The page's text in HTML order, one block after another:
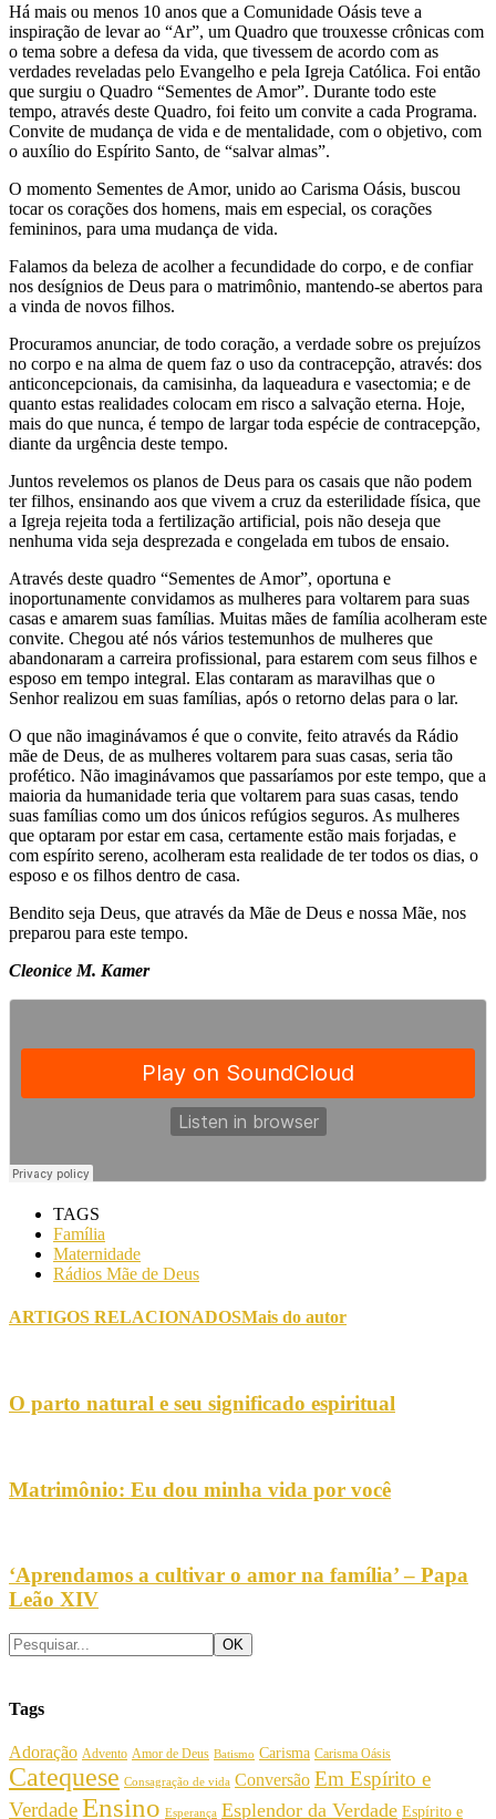
Há mais ou menos 10 anos que a Comunidade Oásis teve a
inspiração de levar ao “Ar”, um Quadro que trouxesse crônicas com
o tema sobre a defesa da vida, que tivessem de acordo com as
verdades reveladas pelo Evangelho e pela Igreja Católica. Foi então
que surgiu o Quadro “Sementes de Amor”. Durante todo este
tempo, através deste Quadro, foi feito um convite a cada Programa.
Convite de mudança de vida e de mentalidade, com o objetivo, com
o auxílio do Espírito Santo, de “salvar almas”.
O momento Sementes de Amor, unido ao Carisma Oásis, buscou
tocar os corações dos homens, mais em especial, os corações
femininos, para uma mudança de vida.
Falamos da beleza de acolher a fecundidade do corpo, e de confiar
nos desígnios de Deus para o matrimônio, mantendo-se abertos para
a vinda de novos filhos.
Procuramos anunciar, de todo coração, a verdade sobre os prejuízos
no corpo e na alma de quem faz o uso da contracepção, através: dos
anticoncepcionais, da camisinha, da laqueadura e vasectomia; e de
quanto estas realidades colocam em risco a salvação eterna. Hoje,
mais do que nunca, é tempo de largar toda espécie de contracepção,
diante da urgência deste tempo.
Juntos revelemos os planos de Deus para os casais que não podem
ter filhos, ensinando aos que vivem a cruz da esterilidade física, que
a Igreja rejeita toda a fertilização artificial, pois não deseja que
nenhuma vida seja desprezada e congelada em tubos de ensaio.
Através deste quadro “Sementes de Amor”, oportuna e
inoportunamente convidamos as mulheres para voltarem para suas
casas e amarem suas famílias. Muitas mães de família acolheram este
convite. Chegou até nós vários testemunhos de mulheres que
abandonaram a carreira profissional, para estarem com seus filhos e
esposo em tempo integral. Elas contaram as maravilhas que o
Senhor realizou em suas famílias, após o retorno delas para o lar.
O que não imaginávamos é que o convite, feito através da Rádio
mãe de Deus, de as mulheres voltarem para suas casas, seria tão
profético. Não imaginávamos que passaríamos por este tempo, que a
maioria da humanidade teria que voltarem para suas casas, tendo
suas famílias como um dos únicos refúgios seguros. As mulheres
que optaram por estar em casa, certamente estão mais forjadas, e
com espírito sereno, acolheram esta realidade de ter todos os dias, o
esposo e os filhos dentro de casa.
Bendito seja Deus, que através da Mãe de Deus e nossa Mãe, nos
preparou para este tempo.
Cleonice M. Kamer
TAGS
Família
Maternidade
Rádios Mãe de Deus
ARTIGOS RELACIONADOSMais do autor
O parto natural e seu significado espiritual
Matrimônio: Eu dou minha vida por você
‘Aprendamos a cultivar o amor na família’ – Papa
Leão XIV
Tags
Adoração Advento Amor de Deus Batismo Carisma Carisma Oásis
Catequese Consagração de vida Conversão Em Espírito e
VerdadeEnsino Esperança Esplendor da Verdade Espírito e